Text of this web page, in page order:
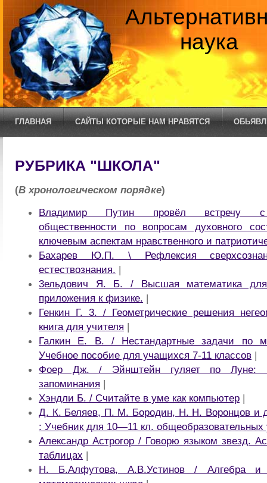
наука
ГЛАВНАЯ САЙТЫ КОТОРЫЕ НАМ НРАВЯТСЯ
РУБРИКА "ШКОЛА"
(В хронологическом порядке)
Владимир Путин провёл встречу с
общественности по вопросам духовного
ключевым аспектам нравственного и
Бахарев Ю.П. \ Рефлексия
естествознания. |
3ельдович Я. Б. / Высшая математика
приложения к физике. |
Генкин Г. 3. / Геометрические решения
книга для учителя |
Галкин Е. В. / Нестандартные задачи по
Учебное пособие для учащихся 7-11 классов |
Фоер Дж. / Эйнштейн гуляет по Луне:
запоминания |
Хэндли Б. / Считайте в уме как компьютер |
Д. К. Беляев, П. М. Бородин, Н. Н. Воронцов и
: Учебник для 10—11 кл. общеобразовательных
Александр Астрогор / Говорю языком звезд.
таблицах |
Н. Б.Алфутова, А.В.Устинов / Алгебра и